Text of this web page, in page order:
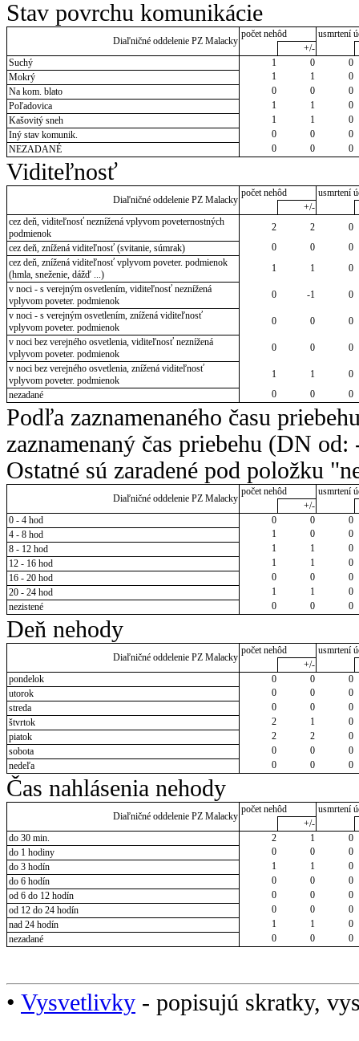
Stav povrchu komunikácie
Diaľničné oddelenie PZ Malacky
počet nehôd
usmrtení
+/-
Suchý
1 0
0
Mokrý
1 1
0
Na kom. blato
0 0
0
Poľadovica
1 1
0
Kašovitý sneh
1 1
0
Iný stav komunik.
0 0
0
NEZADANÉ
0 0 0
Viditeľnosť
Diaľničné oddelenie PZ Malacky
počet nehôd
usmrtení
+/-
cez deň, viditeľnosť neznížená vplyvom poveternostných
podmienok
2 2
0
cez deň, znížená viditeľnosť (svitanie, súmrak)
0 0
0
cez deň, znížená viditeľnosť vplyvom poveter. podmienok
(hmla, sneženie, dážď ...)
1 1
0
v noci - s verejným osvetlením, viditeľnosť neznížená
vplyvom poveter. podmienok
0 -1
0
v noci - s verejným osvetlením, znížená viditeľnosť
vplyvom poveter. podmienok
0 0
0
v noci bez verejného osvetlenia, viditeľnosť neznížená
vplyvom poveter. podmienok
0 0
0
v noci bez verejného osvetlenia, znížená viditeľnosť
vplyvom poveter. podmienok
1 1
0
nezadané
0 0 0
Podľa zaznamenaného času
zaznamenaný čas priebehu (DN
Ostatné sú zaradené pod položku
Diaľničné oddelenie PZ Malacky
počet nehôd
usmrtení
+/-
0 - 4 hod
0 0
0
4 - 8 hod
1 0
0
8 - 12 hod
1 1
0
12 - 16 hod
1 1
0
16 - 20 hod
0 0
0
20 - 24 hod
1 1
0
nezistené
0 0 0
Deň nehody
Diaľničné oddelenie PZ Malacky
počet nehôd
usmrtení
+/-
pondelok
0 0
0
utorok
0 0
0
streda
0 0
0
štvrtok
2 1
0
piatok
2 2
0
sobota
0 0
0
nedeľa
0 0 0
Čas nahlásenia nehody
Diaľničné oddelenie PZ Malacky
počet nehôd
usmrtení
+/-
do 30 min.
2 1
0
do 1 hodiny
0 0
0
do 3 hodín
1 1
0
do 6 hodín
0 0
0
od 6 do 12 hodín
0 0
0
od 12 do 24 hodín
0 0
0
nad 24 hodín
1 1
0
nezadané
0 0 0
• Vysvetlivky - popisujú skratky,